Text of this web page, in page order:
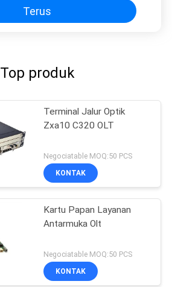
Terus
Top produk
Terminal Jalur Optik
Zxa10 C320 OLT
Negociatable MOQ:50 PCS
KONTAK
Kartu Papan Layanan
Antarmuka Olt
Negociatable MOQ:50 PCS
KONTAK